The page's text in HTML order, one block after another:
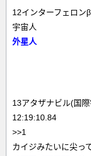
12インターフェロン
宇宙人
外星人
13アタザナビル(国
12:19:10.84
>>1
カイジみたいに尖っ